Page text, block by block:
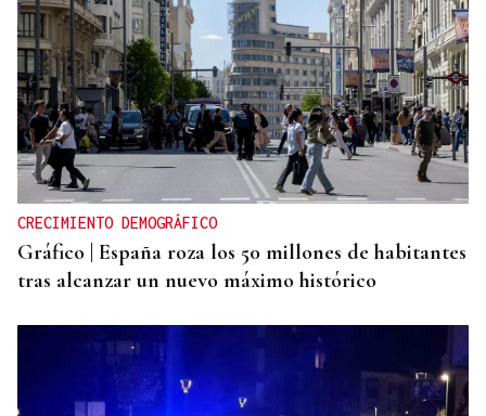
CRECIMIENTO DEMOGRÁFICO
Gráfico | España roza los 50 millones de habitantes
tras alcanzar un nuevo máximo histórico